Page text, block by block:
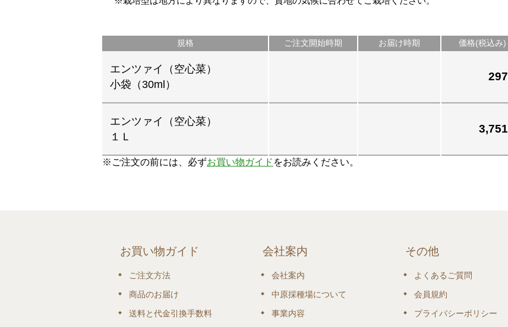
規格 ご注文開始時期 お届け時期 価格(税込み)
エンツァイ（空心菜）
小袋（30ml）
297
エンツァイ（空心菜）
１Ｌ
3,751
※ご注文の前には、必ずお買い物ガイド をお読みください。
お買い物ガイド
ご注文方法
商品のお届け
送料と代金引換手数料
会社案内
会社案内
中原採種場について
事業内容
その他
よくあるご質問
会員規約
プライバシーポリシー